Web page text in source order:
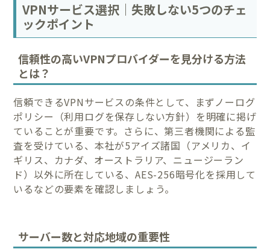
VPNサービス選択｜失敗しない5つのチェ
ックポイント
信頼性の高いVPNプロバイダーを見分ける方法
とは？
信頼できるVPNサービスの条件として、まずノーログ
ポリシー（利用ログを保存しない方針）を明確に掲げ
ていることが重要です。さらに、第三者機関による監
査を受けている、本社が5アイズ諸国（アメリカ、イ
ギリス、カナダ、オーストラリア、ニュージーラン
ド）以外に所在している、AES-256暗号化を採用して
いるなどの要素を確認しましょう。
サーバー数と対応地域の重要性